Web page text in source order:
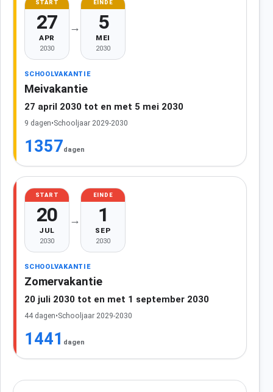
START
27
APR
2030
→
EINDE
5
MEI
2030
SCHOOLVAKANTIE
Meivakantie
27 april 2030 tot en met 5 mei 2030
9 dagen•Schooljaar 2029-2030
1357dagen
START
20
JUL
2030
→
EINDE
1
SEP
2030
SCHOOLVAKANTIE
Zomervakantie
20 juli 2030 tot en met 1 september 2030
44 dagen•Schooljaar 2029-2030
1441 dagen